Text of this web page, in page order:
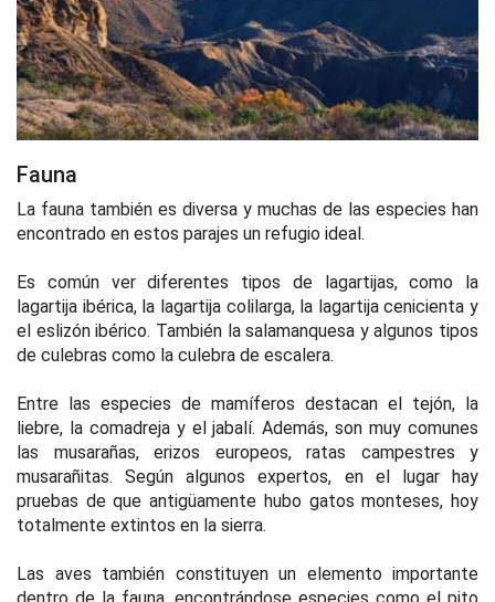
Fauna
La fauna también es diversa y muchas de las especies han
encontrado en estos parajes un refugio ideal.
Es común ver diferentes tipos de lagartijas, como la
lagartija ibérica, la lagartija colilarga, la lagartija cenicienta y
el eslizón ibérico. También la salamanquesa y algunos tipos
de culebras como la culebra de escalera.
Entre las especies de mamíferos destacan el tejón, la
liebre, la comadreja y el jabalí. Además, son muy comunes
las musarañas, erizos europeos, ratas campestres y
musarañitas. Según algunos expertos, en el lugar hay
pruebas de que antigüamente hubo gatos monteses, hoy
totalmente extintos en la sierra.
Las aves también constituyen un elemento importante